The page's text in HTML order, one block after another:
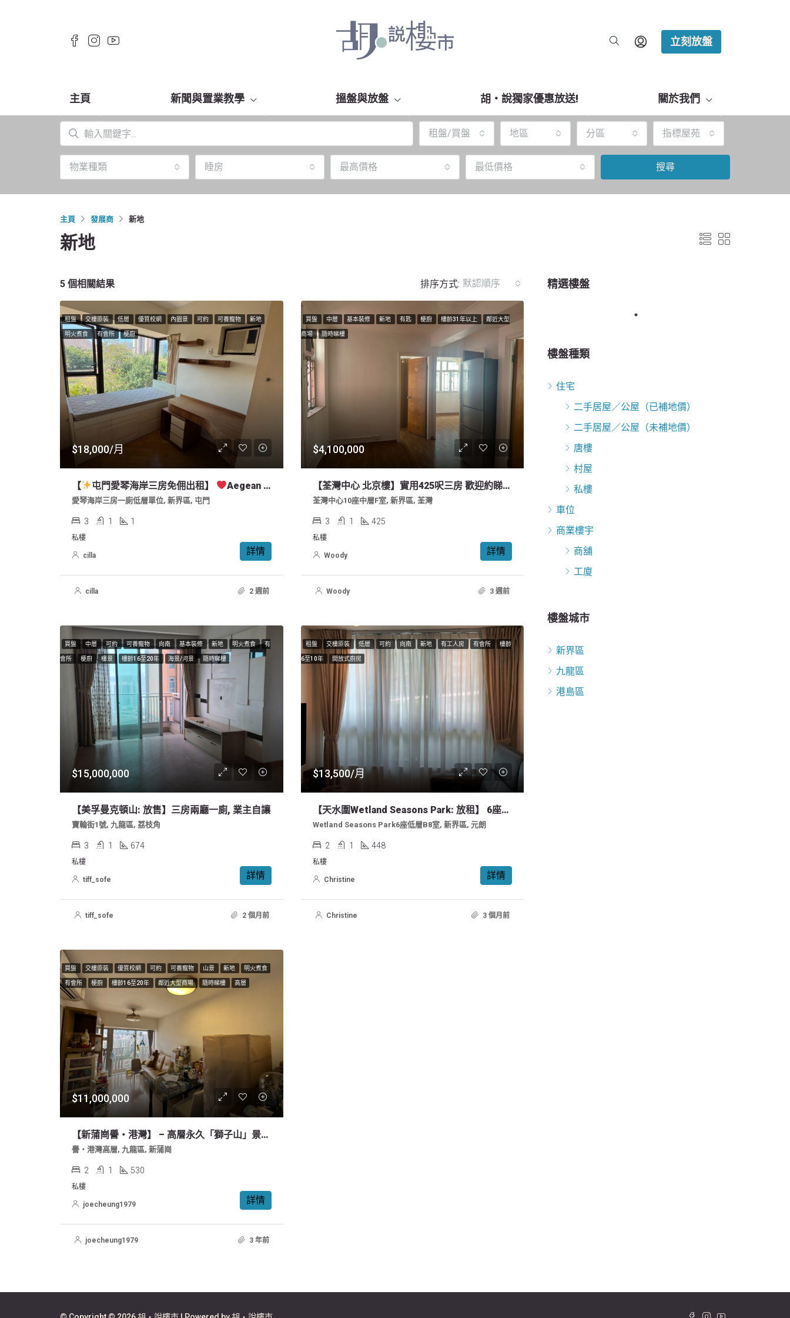
立刻放盤
主頁 新聞與置業教學 搵盤與放盤 胡‧說獨家優惠放送! 關於我們
租盤/買盤 地區 分區 指標屋苑
物業種類 睡房 最高價格 最低價格 搜尋
主頁 發展商 新地
新地
5 個相關結果 排序方式: 默認順序
租盤 交樓原裝 低層 優質校網 內園景 可約 可養寵物 新地
明火煮食 有會所 梗廚
$18,000/月
【 屯門愛琴海岸三房免佣出租】 Aegean Coast 3BR Apartment For Lease, In So Kwun Wat Tuen Mun Nearby Harrow
愛琴海岸三房一廁低層單位, 新界區, 屯門
3 1 1
私樓
詳情
cilla
cilla 2 週前
買盤 中層 基本裝修 新地 有匙 梗廚 樓齡31年以上 鄰近大型
商場 隨時睇樓
$4,100,000
【荃灣中心 北京樓】實用425呎三房 歡迎約睇 叫價410萬
荃灣中心10座中層F室, 新界區, 荃灣
3 1 425
私樓
詳情
Woody
Woody 3 週前
買盤 中層 可約 可養寵物 向南 基本裝修 新地 明火煮食 有
會所 梗廚 樓景 樓齡16至20年 海景/河景 隨時睇樓
$15,000,000
【美孚曼克頓山: 放售】三房兩廳一廁, 業主自讓
寶輪街1號, 九龍區, 荔枝角
3 1 674
私樓
詳情
tiff_sofe
tiff_sofe 2 個月前
租盤 交樓原裝 低層 可約 向南 新地 有工人房 有會所 樓齡
6至10年 開放式廚房
$13,500/月
【天水圍Wetland Seasons Park: 放租】 6座，兩房
Wetland Seasons Park6座低層B8室, 新界區, 元朗
2 1 448
私樓
詳情
Christine
Christine 3 個月前
買盤 交樓原裝 優質校網 可約 可養寵物 山景 新地 明火煮食
有會所 梗廚 樓齡16至20年 鄰近大型商場 隨時睇樓 高層
$11,000,000
【新蒲崗譽‧港灣】 – 高層永久「獅子山」景、530實尺、2房2廳1厠
譽‧港灣高層, 九龍區, 新蒲崗
2 1 530
私樓
詳情
joecheung1979
joecheung1979 3 年前
精選樓盤
樓盤種類
住宅
二手居屋／公屋（已補地價）
二手居屋／公屋（未補地價）
唐樓
村屋
私樓
車位
商業樓宇
商舖
工廈
樓盤城市
新界區
九龍區
港島區